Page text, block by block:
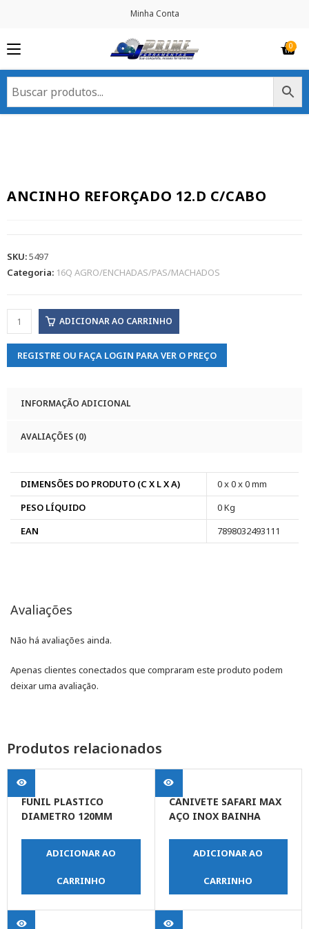
Minha Conta
ANCINHO REFORÇADO 12.D C/CABO
SKU:5497
Categoria: 16Q AGRO/ENCHADAS/PAS/MACHADOS
ADICIONAR AO CARRINHO
REGISTRE OU FAÇA LOGIN PARA VER O PREÇO
INFORMAÇÃO ADICIONAL
AVALIAÇÕES (0)
DIMENSÕES DO PRODUTO (C X L X A)
0 x 0 x 0 mm
PESO LÍQUIDO
0 Kg
EAN
7898032493111
Avaliações
Não há avaliações ainda.
Apenas clientes conectados que compraram este produto podem
deixar uma avaliação.
Produtos relacionados
FUNIL PLASTICO
DIAMETRO 120MM
ADICIONAR AO
CARRINHO
CANIVETE SAFARI MAX
AÇO INOX BAINHA
2,5CMADICIONAR AO
CARRINHO